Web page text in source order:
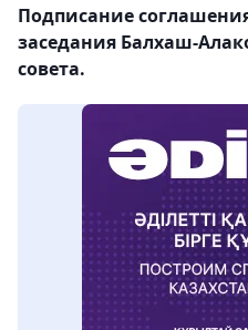
Подписание
заседания Балхаш-
совета.